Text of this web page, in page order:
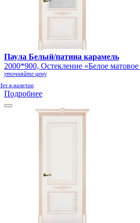
Паула Белый/патина карамель
2000*900, Остекление «Белое матовое
уточняйте цену
в наличии
Подробнее